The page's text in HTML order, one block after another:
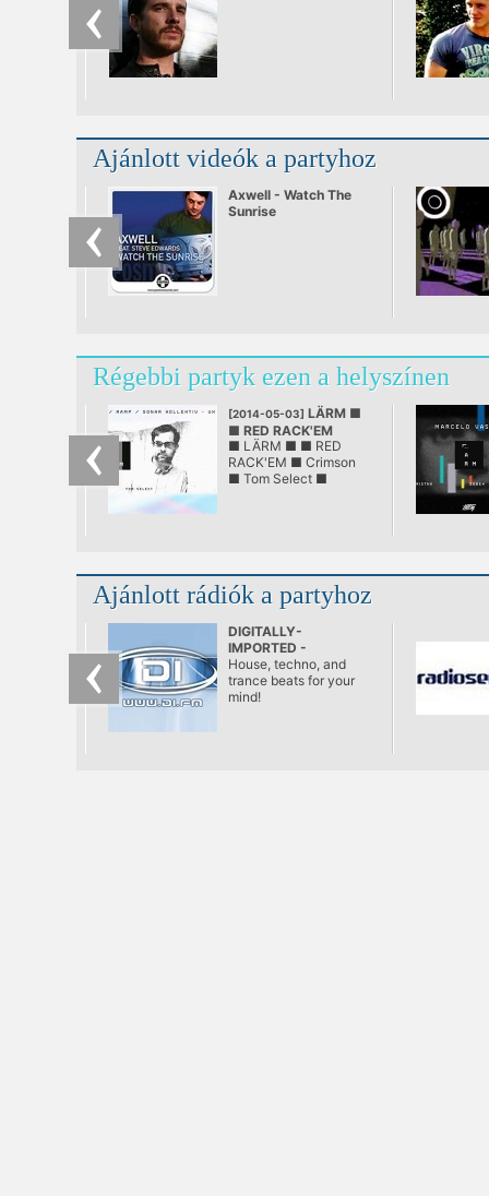
Ajánlott videók a partyhoz
Axwell - Watch The
Sunrise
Régebbi partyk ezen a helyszínen
[2014-05-03] LÄRM ■
■ RED RACK'EM
@ LÄRM
■ LÄRM ■ ■ RED
RACK'EM ■ Crimson
■ Tom Select ■
Ajánlott rádiók a partyhoz
DIGITALLY-
IMPORTED -
Progressive
House, techno, and
trance beats for your
mind!